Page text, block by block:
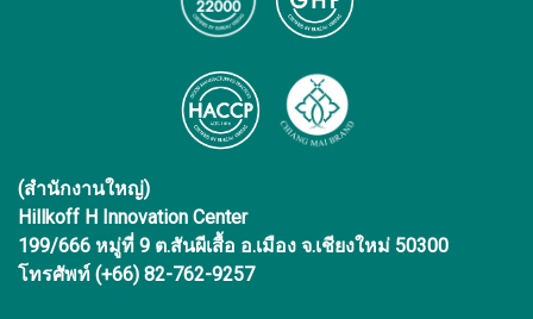
(สำนักงานใหญ่)
Hillkoff H Innovation Center
199/666 หมู่ที่ 9 ต.สันผีเสื้อ อ.เมือง จ.เชียงใหม่ 50300
โทรศัพท์ (+66) 82-762-9257